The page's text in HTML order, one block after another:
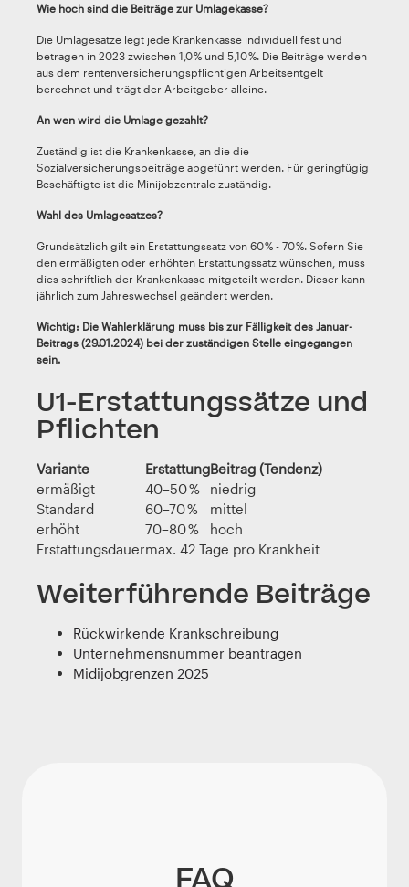
Wie hoch sind die Beiträge zur Umlagekasse?
Die Umlagesätze legt jede Krankenkasse individuell fest und
betragen in 2023 zwischen 1,0 % und 5,10 %. Die Beiträge werden
aus dem rentenversicherungspflichtigen Arbeitsentgelt
berechnet und trägt der Arbeitgeber alleine.
An wen wird die Umlage gezahlt?
Zuständig ist die Krankenkasse, an die die
Sozialversicherungsbeiträge abgeführt werden. Für geringfügig
Beschäftigte ist die Minijobzentrale zuständig.
Wahl des Umlagesatzes?
Grundsätzlich gilt ein Erstattungssatz von 60 % - 70 %. Sofern Sie
den ermäßigten oder erhöhten Erstattungssatz wünschen, muss
dies schriftlich der Krankenkasse mitgeteilt werden. Dieser kann
jährlich zum Jahreswechsel geändert werden.
Wichtig: Die Wahlerklärung muss bis zur Fälligkeit des Januar-
Beitrags (29.01.2024) bei der zuständigen Stelle eingegangen
sein.
U1-Erstattungssätze und
Pflichten
Variante ErstattungBeitrag (Tendenz)
ermäßigt
40–50 %
niedrig
Standard
60–70 %
mittel
erhöht
70–80 %
hoch
Erstattungsdauermax. 42 Tage pro Krankheit
Weiterführende Beiträge
Rückwirkende Krankschreibung
Unternehmensnummer beantragen
Midijobgrenzen 2025